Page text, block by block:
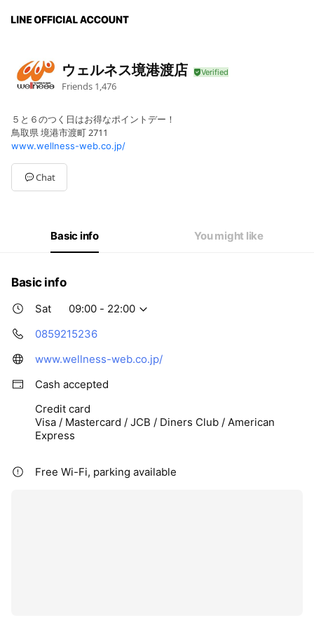
ウェルネス境港渡店
Friends 1,476
５と６のつく日はお得なポイントデー！
鳥取県 境港市渡町 2711
www.wellness-web.co.jp/
Chat
Basic info You might like
Basic info
Sat
09:00 - 22:00
0859215236
www.wellness-web.co.jp/
Cash accepted
Credit card
Visa / Mastercard / JCB / Diners Club / American
Express
Free Wi-Fi, parking available